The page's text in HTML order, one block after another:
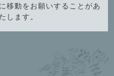
移動をお願いすることがあ
します。